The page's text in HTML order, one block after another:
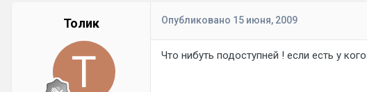
Толик Опубликовано 15 июня, 2009
Что нибуть подоступней ! если есть у